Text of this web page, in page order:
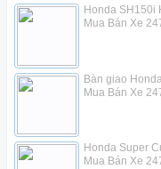
Honda SH150i
Mua Bán Xe
Bàn giao
Mua Bán Xe
Honda Super
Mua Bán Xe